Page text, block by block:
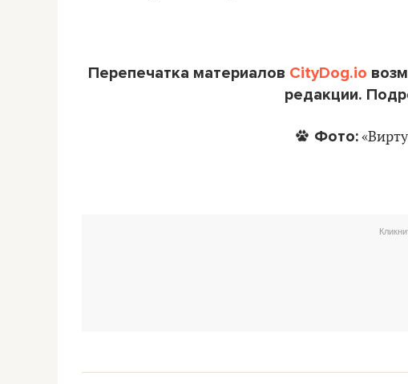
Перепечатка материалов CityDog.io
редакции.
Фото: